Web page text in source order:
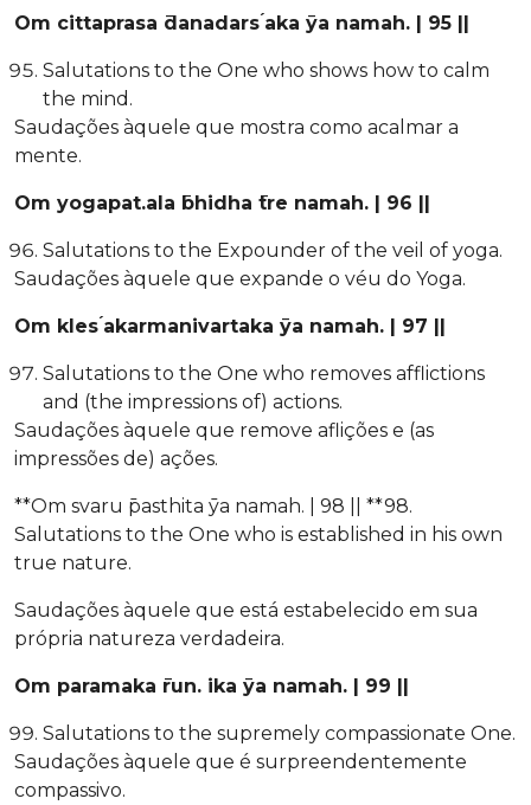
Om cittaprasa ̄danadars ́aka ̄ya namah. | 95 ||
Salutations to the One who shows how to calm
the mind.
Saudações àquele que mostra como acalmar a
mente.
Om yogapat.ala ̄bhidha ̄tre namah. | 96 ||
Salutations to the Expounder of the veil of yoga.
Saudações àquele que expande o véu do Yoga.
Om kles ́akarmanivartaka ̄ya namah. | 97 ||
Salutations to the One who removes afflictions
and (the impressions of) actions.
Saudações àquele que remove aflições e (as
impressões de) ações.
**Om svaru ̄pasthita ̄ya namah. | 98 || **98.
Salutations to the One who is established in his own
true nature.
Saudações àquele que está estabelecido em sua
própria natureza verdadeira.
Om paramaka ̄run. ika ̄ya namah. | 99 ||
Salutations to the supremely compassionate One.
Saudações àquele que é surpreendentemente
compassivo.